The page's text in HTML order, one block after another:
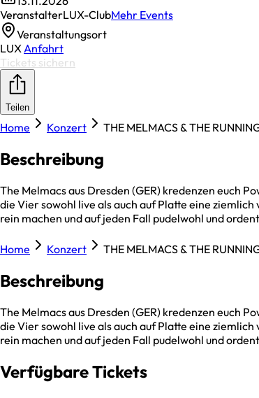
VeranstalterLUX-ClubMehr Events
Veranstaltungsort
LUX Anfahrt
Tickets sichern
Teilen
Home Konzert THE MELMACS & THE
Beschreibung
The Melmacs aus Dresden (GER) kredenzen euch
die Vier sowohl live als auch auf Platte eine
rein machen und auf jeden Fall pudelwohl und
Home Konzert THE MELMACS & THE
Beschreibung
The Melmacs aus Dresden (GER) kredenzen euch
die Vier sowohl live als auch auf Platte eine
rein machen und auf jeden Fall pudelwohl und
Verfügbare Tickets